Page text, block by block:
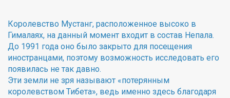
Королевство Мустанг, расположенное высоко в
Гималаях, на данный момент входит в состав Непала.
До 1991 года оно было закрыто для посещения
иностранцами, поэтому возможность исследовать его
появилась не так давно.
Эти земли не зря называют «потерянным
королевством Тибета», ведь именно здесь благодаря